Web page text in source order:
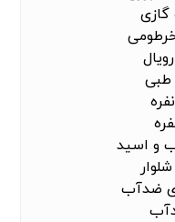
و اسید
ضدآب